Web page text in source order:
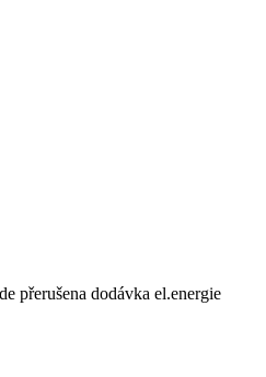
přerušena dodávka el.energie